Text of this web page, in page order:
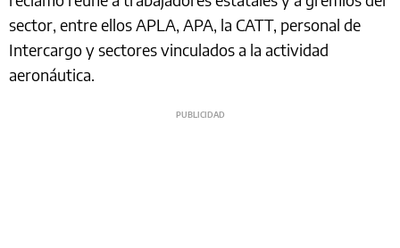
sector, entre ellos APLA, APA, la CATT, personal de
Intercargo y sectores vinculados a la actividad
aeronáutica.